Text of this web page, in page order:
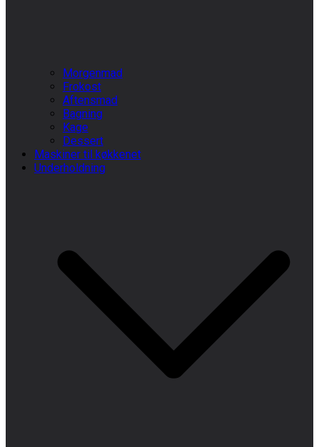
Morgenmad
Frokost
Aftensmad
Bagning
Kage
Dessert
Maskiner til køkkenet
Underholdning